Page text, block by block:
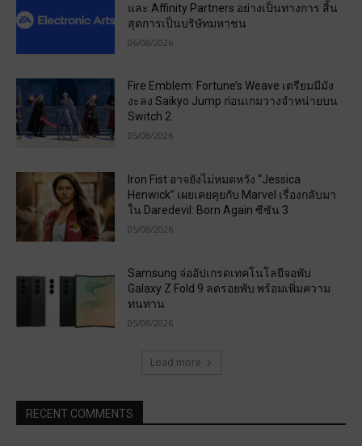
และ Affinity Partners อย่างเป็นทางการ สิ้น
สุดการเป็นบริษัทมหาชน
06/08/2026
Fire Emblem: Fortune’s Weave เตรียมมีมัง
งะลง Saikyo Jump ก่อนเกมวางจำหน่ายบน
Switch 2
05/08/2026
Iron Fist อาจยังไม่หมดหวัง “Jessica
Henwick” เผยเคยคุยกับ Marvel เรื่องกลับมา
ใน Daredevil: Born Again ซีซัน 3
05/08/2026
Samsung จ่ออัปเกรดเทคโนโลยีจอพับ
Galaxy Z Fold 9 ลดรอยพับ พร้อมเพิ่มความ
ทนทาน
05/08/2026
Load more
RECENT COMMENTS